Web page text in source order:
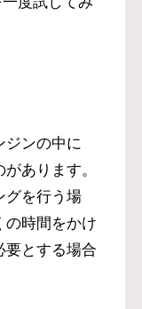
ジンの中に
あります。
グを行う場
の時間をかけ
要とする場合